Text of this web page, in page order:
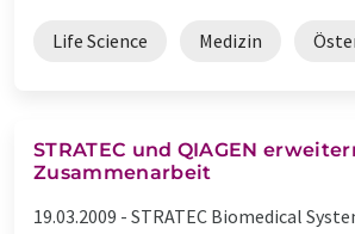
Life Science Medizin
STRATEC und QIAGEN
Zusammenarbeit
19.03.2009 - STRATEC Biomedical